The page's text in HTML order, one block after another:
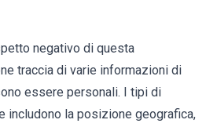
negativo di questa
traccia di varie informazioni di
essere personali. I tipi di
includono la posizione geografica,